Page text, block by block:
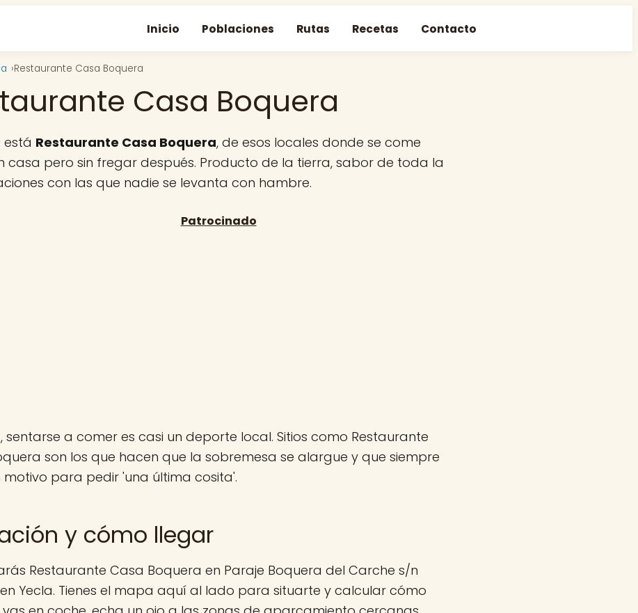
Inicio Poblaciones Rutas Recetas Contacto
Restaurante Casa Boquera
Casa Boquera
está Restaurante Casa Boquera, de esos locales donde se come
casa pero sin fregar después. Producto de la tierra, sabor de toda la
con las que nadie se levanta con hambre.
sentarse a comer es casi un deporte local. Sitios como Restaurante
son los que hacen que la sobremesa se alargue y que siempre
motivo para pedir 'una última cosita'.
y cómo llegar
Restaurante Casa Boquera en Paraje Boquera del Carche s/n
Yecla. Tienes el mapa aquí al lado para situarte y calcular cómo